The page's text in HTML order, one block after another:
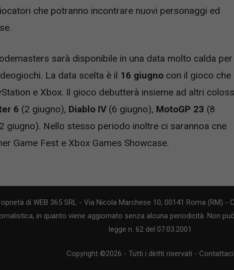
che potranno incontrare nuovi personaggi ed
sarà disponibile in una data molto calda per
La data scelta è il 16 giugno con il gioco che
e Xbox. Il gioco debutterà insieme ad altri
6 (2 giugno), Diablo IV (6 giugno), MotoGP 23 (8
giugno). Nello stesso periodo inoltre ci sarannoa cne
Game Fest e Xbox Games Showcase.
di WEB 365 SRL - Via Nicola Marchese 10, 00141 Roma (RM) -
in quanto viene aggiornato senza alcuna periodicità. Non
legge n. 62 del 07.03.2001
Copyright ©2026 - Tutti i diritti riservati - Contattaci